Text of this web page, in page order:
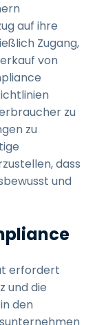
auf ihre
Zugang,
von
zu
zu
dass
und
erfordert
und die
den